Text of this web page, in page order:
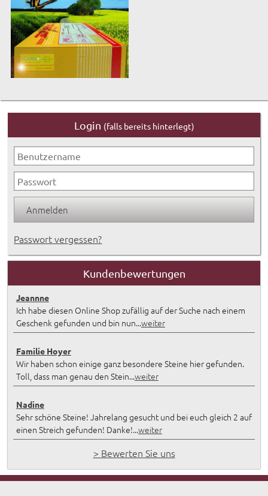
Login (falls bereits hinterlegt)
Passwort vergessen?
Kundenbewertungen
Jeannne
Ich habe diesen Online Shop zufällig auf der Suche nach einem
Geschenk gefunden und bin nun...weiter
Familie Hoyer
Wir haben schon einige ganz besondere Steine hier gefunden.
Toll, dass man genau den Stein...weiter
Nadine
Sehr schöne Steine! Jahrelang gesucht und bei euch gleich 2 auf
einen Streich gefunden! Danke!...weiter
> Bewerten Sie uns